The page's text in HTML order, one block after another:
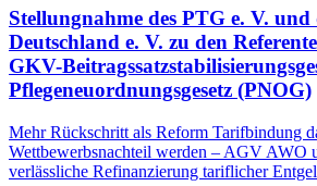
Stellungnahme des PTG e. V.
Deutschland e. V. zu den
GKV-
Pflegeneuordnungsgesetz (PNOG)
Mehr Rückschritt als Reform Tarifbindung
Wettbewerbsnachteil werden – AGV AWO
verlässliche Refinanzierung tariflicher